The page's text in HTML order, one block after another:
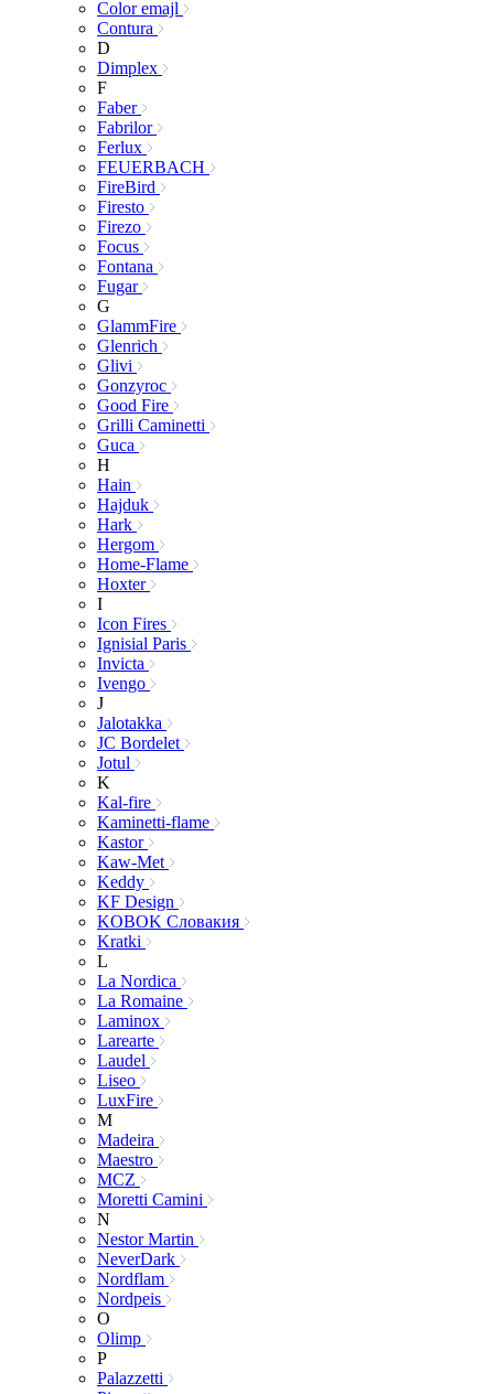
Color emajl
Contura
D
Dimplex
F
Faber
Fabrilor
Ferlux
FEUERBACH
FireBird
Firesto
Firezo
Focus
Fontana
Fugar
G
GlammFire
Glenrich
Glivi
Gonzyroc
Good Fire
Grilli Caminetti
Guca
H
Hain
Hajduk
Hark
Hergom
Home-Flame
Hoxter
I
Icon Fires
Ignisial Paris
Invicta
Ivengo
J
Jalotakka
JC Bordelet
Jotul
K
Kal-fire
Kaminetti-flame
Kastor
Kaw-Met
Keddy
KF Design
KOBOK Словакия
Kratki
L
La Nordica
La Romaine
Laminox
Larearte
Laudel
Liseo
LuxFire
M
Madeira
Maestro
MCZ
Moretti Camini
N
Nestor Martin
NeverDark
Nordflam
Nordpeis
O
Olimp
P
Palazzetti